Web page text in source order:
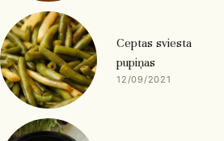
Ceptas sviesta
pupiņas
12/09/2021